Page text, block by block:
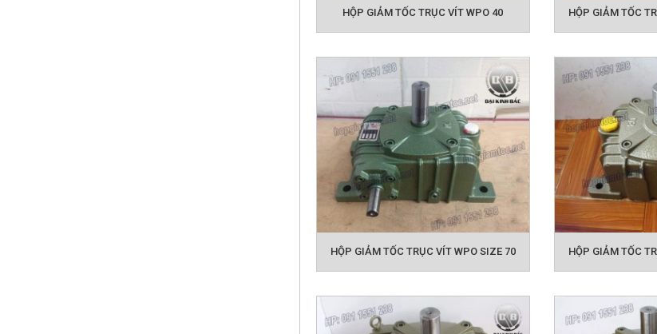
CATALOG HỘP
Quý khách hàng có thể tham khảo các loại hộp
với ứng dụng hoặc có thể liên hệ ngay Hotlinecủa
vấn báo giá ưu đãi nhất
Các sản phẩm có thể bạn quan tâm:
HỘP GIẢM TỐC TRỤC VÍT ĐÀI LOAN
HỘP
VÍT WPA
HỘP GIẢM TỐC TRỤC VÍT WPX
HỘP GIẢM TỐC TRỤC VÍT WPO 40 HỘP GIẢM TỐC
HỘP GIẢM TỐC TRỤC VÍT WPO SIZE 70 HỘP GIẢM TỐC